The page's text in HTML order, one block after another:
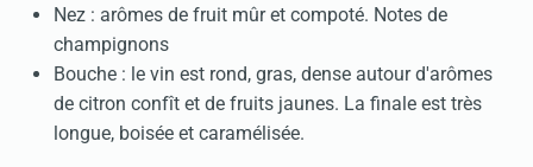
Nez : arômes de fruit mûr et compoté. Notes de
champignons
Bouche : le vin est rond, gras, dense autour d'arômes
de citron confît et de fruits jaunes. La finale est très
longue, boisée et caramélisée.